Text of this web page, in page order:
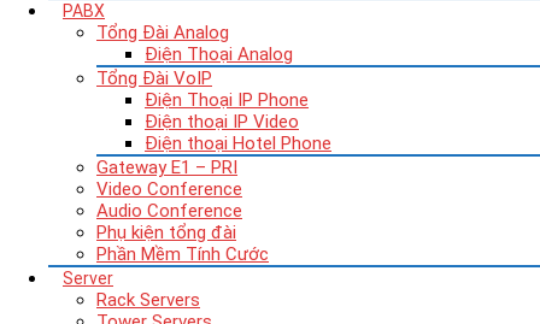
PABX
Tổng Đài Analog
Điện Thoại Analog
Tổng Đài VoIP
Điện Thoại IP Phone
Điện thoại IP Video
Điện thoại Hotel Phone
Gateway E1 – PRI
Video Conference
Audio Conference
Phụ kiện tổng đài
Phần Mềm Tính Cước
Server
Rack Servers